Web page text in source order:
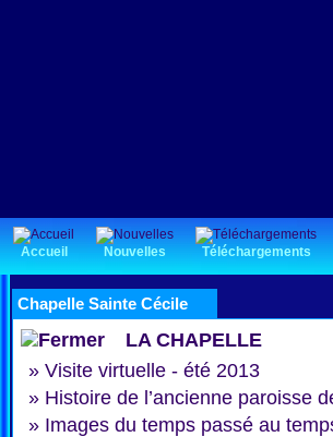
Accueil Nouvelles Téléchargements
Chapelle Sainte Cécile
LA CHAPELLE
» Visite virtuelle - été 2013
» Histoire de l’ancienne paroisse
» Images du temps passé au